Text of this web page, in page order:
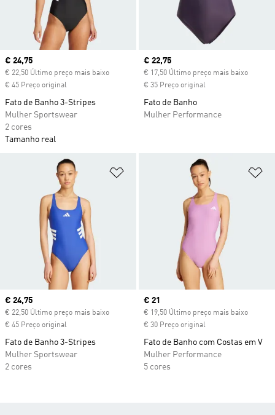
Current price
€ 24,75
€ 22,50 Último preço mais baixo
€ 45 Preço original
Fato de Banho 3-Stripes
Mulher Sportswear
2 cores
Tamanho real
Current price
€ 22,75
€ 17,50 Último preço mais baixo
€ 35 Preço original
Fato de Banho
Mulher Performance
Adicionar à Lista de Desejos
Current price
€ 24,75
€ 22,50 Último preço mais baixo
€ 45 Preço original
Fato de Banho 3-Stripes
Mulher Sportswear
2 cores
Current price
€ 21
€ 19,50 Último preço mais baixo
€ 30 Preço original
Fato de Banho com Costas em V
Mulher Performance
5 cores